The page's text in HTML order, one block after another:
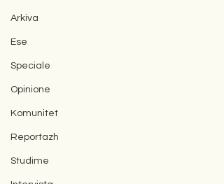
Arkiva
Ese
Speciale
Opinione
Komunitet
Reportazh
Studime